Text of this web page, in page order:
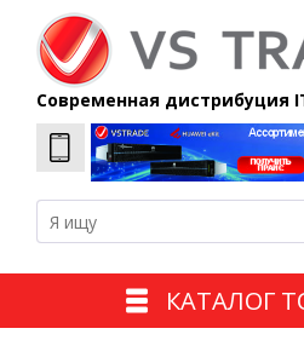
Современная дистрибуция
КАТАЛОГ